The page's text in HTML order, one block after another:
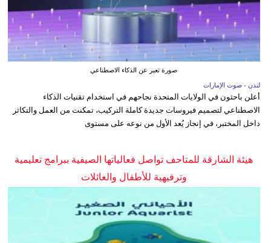
صورة تعبر عن الذكاء الاصطناعي
لندن - صوت الإمارات
أعلن باحثون في الولايات المتحدة نجاحهم في استخدام تقنيات الذكاء
الاصطناعي لتصميم فيروسات جديدة كاملة التركيب، تمكنت من العمل والتكاثر
داخل المختبر، في إنجاز يُعد الأول من نوعه على مستوى
هيئة الشارقة للمتاحف تواصل فعالياتها الصيفية ببرامج تعليمية
وترفيهية للأطفال والعائلات